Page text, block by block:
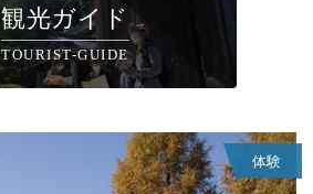
観光ガイド
TOURIST-GUIDE
体験